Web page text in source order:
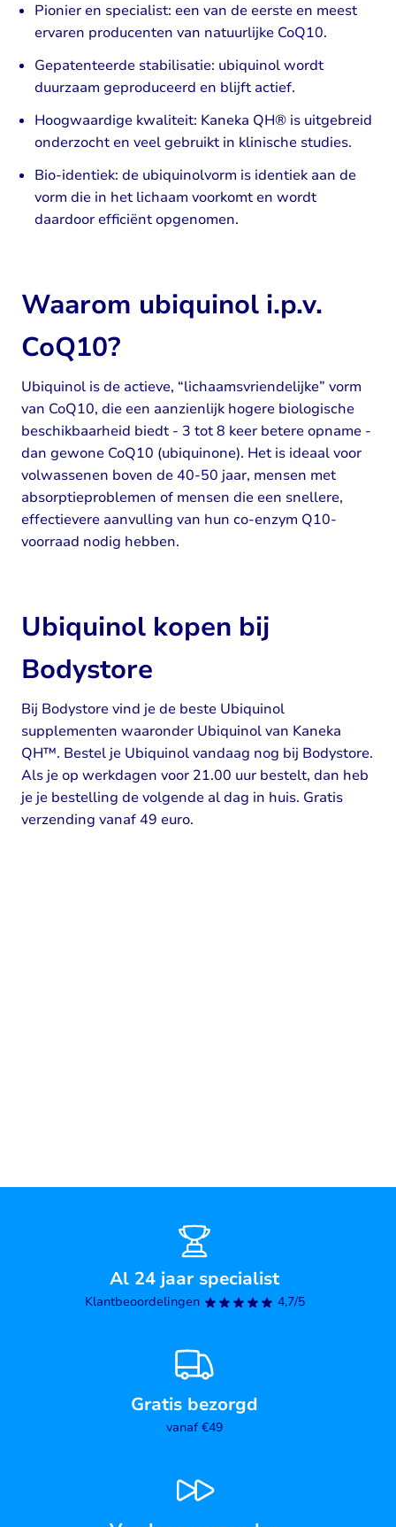
Pionier en specialist: een van de eerste en meest
ervaren producenten van natuurlijke CoQ10.
Gepatenteerde stabilisatie: ubiquinol wordt
duurzaam geproduceerd en blijft actief.
Hoogwaardige kwaliteit: Kaneka QH® is uitgebreid
onderzocht en veel gebruikt in klinische studies.
Bio-identiek: de ubiquinolvorm is identiek aan de
vorm die in het lichaam voorkomt en wordt
daardoor efficiënt opgenomen.
Waarom ubiquinol i.p.v.
CoQ10?
Ubiquinol is de actieve, “lichaamsvriendelijke” vorm
van CoQ10, die een aanzienlijk hogere biologische
beschikbaarheid biedt - 3 tot 8 keer betere opname -
dan gewone CoQ10 (ubiquinone). Het is ideaal voor
volwassenen boven de 40-50 jaar, mensen met
absorptieproblemen of mensen die een snellere,
effectievere aanvulling van hun co-enzym Q10-
voorraad nodig hebben.
Ubiquinol kopen bij
Bodystore
Bij Bodystore vind je de beste Ubiquinol
supplementen waaronder Ubiquinol van Kaneka
QH™. Bestel je Ubiquinol vandaag nog bij Bodystore.
Als je op werkdagen voor 21.00 uur bestelt, dan heb
je je bestelling de volgende al dag in huis. Gratis
verzending vanaf 49 euro.
Al 24 jaar specialist
Klantbeoordelingen 4,7/5
Gratis bezorgd
vanaf €49